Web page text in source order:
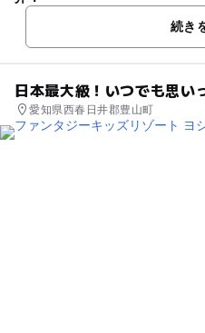
続き
日本最大級！いつでも思い
愛知県西春日井郡豊山町